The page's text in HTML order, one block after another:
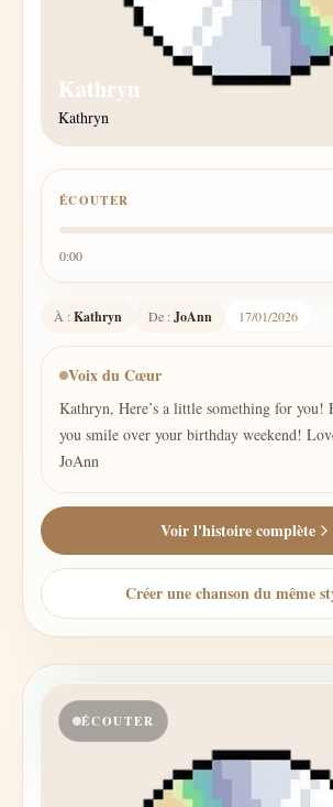
Kathryn
Kathryn
ÉCOUTER
0:00
À :Kathryn De :JoAnn 17/01/2026
Voix du Cœur
Kathryn, Here’s a little something for you!
you smile over your birthday weekend!
JoAnn
Voir l'histoire complète
Créer une chanson du même
ÉCOUTER